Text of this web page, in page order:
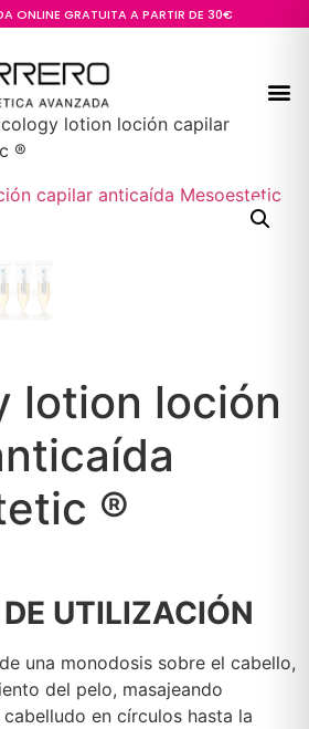
ONLINE GRATUITA A PARTIR DE 30€
lotion loción capilar
®
lotion loción
®
UTILIZACIÓN
una monodosis sobre el cabello,
del pelo, masajeando
en círculos hasta la